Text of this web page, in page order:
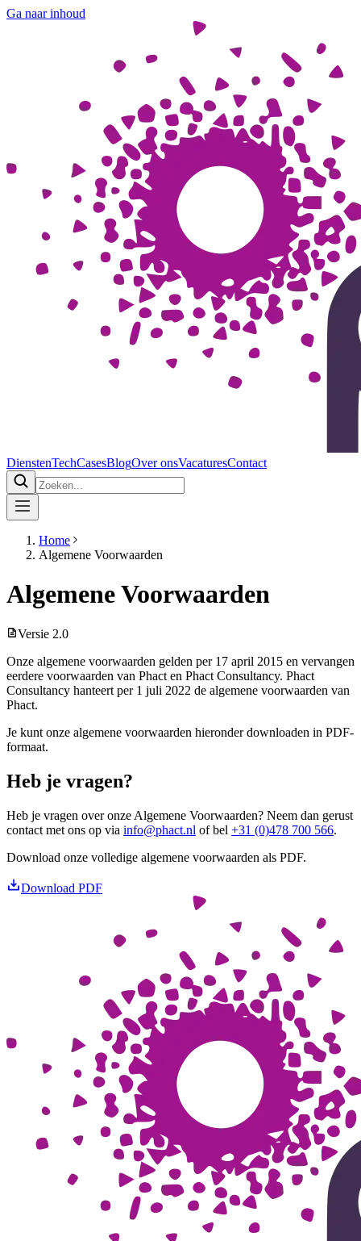
Ga naar inhoud
DienstenTechCasesBlogOver onsVacaturesContact
Home
Algemene Voorwaarden
Algemene Voorwaarden
Versie 2.0
Onze algemene voorwaarden gelden per 17 april 2015 en vervangen
eerdere voorwaarden van Phact en Phact Consultancy. Phact
Consultancy hanteert per 1 juli 2022 de algemene voorwaarden van
Phact.
Je kunt onze algemene voorwaarden hieronder downloaden in PDF-
formaat.
Heb je vragen?
Heb je vragen over onze Algemene Voorwaarden? Neem dan gerust
contact met ons op via info@phact.nl of bel +31 (0)478 700 566.
Download onze volledige algemene voorwaarden als PDF.
Download PDF